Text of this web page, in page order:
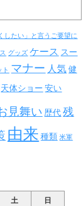
したい」と言うご要望に
グッズ ケース スー
ト マナー 人気 健
天体ショー 安い
見舞い 歴代 残
由来 種類 米軍
土 日